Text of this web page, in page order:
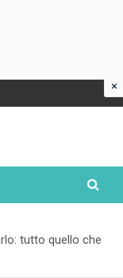
tutto quello che
×